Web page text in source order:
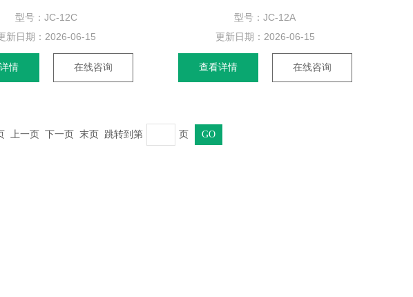
型号：JC-12C
新日期： 2026-06-15
情 在线咨询
型号：JC-12A
更新日期： 2026-06-15
查看详情 在线咨询
上一页 下一页 末页 跳转到第 页